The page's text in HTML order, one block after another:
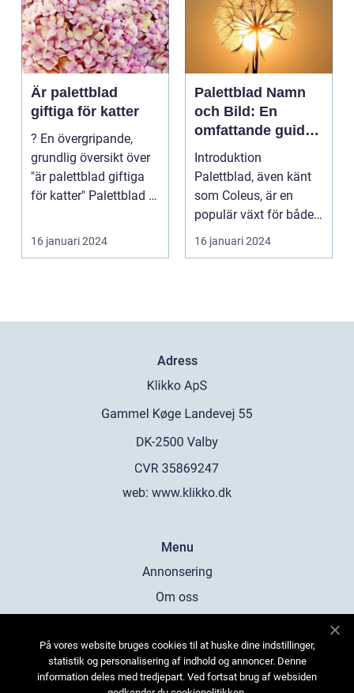
Är palettblad
giftiga för katter
? En övergripande,
grundlig översikt över
"är palettblad giftiga
för katter" Palettblad är
16 januari 2024
Palettblad Namn
och Bild: En
omfattande guide
för
trädgårdsälskare
Introduktion
Palettblad, även känt
som Coleus, är en
populär växt för både
inomhus och
utomhusbruk. ...
16 januari 2024
Adress
web: www.klikko.dk
Menu
Annonsering
Om oss
Kontakta oss
Sitemap
På vores website bruges cookies til at huske dine indstillinger,
statistik og personalisering af indhold og annoncer. Denne
information deles med tredjepart. Ved fortsat brug af websiden